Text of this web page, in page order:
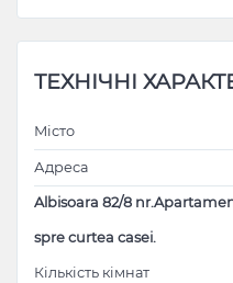
Rog agenții imobiliari să
ТЕХНІЧНІ
Місто
Адреса
Albisoara 82/8
spre curtea casei.
Кількість кімнат